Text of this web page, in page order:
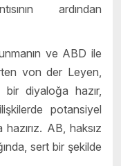
ardından
ve ABD ile
von der Leyen,
diyaloğa hazır,
potansiyel
AB, haksız
sert bir şekilde